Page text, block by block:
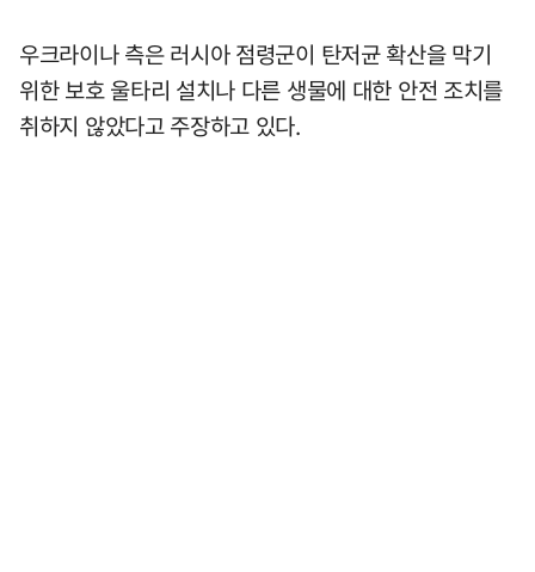
우크라이나 측은 러시아 점령군이 탄저균 확산을 막기
위한 보호 울타리 설치나 다른 생물에 대한 안전 조치를
취하지 않았다고 주장하고 있다.